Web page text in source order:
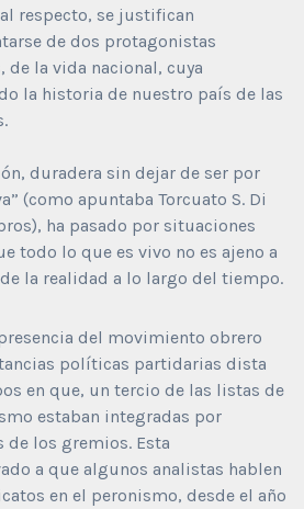
respecto, se justifican
de dos protagonistas
la vida nacional, cuya
la historia de nuestro país de las
duradera sin dejar de ser por
(como apuntaba Torcuato S. Di
ha pasado por situaciones
todo lo que es vivo no es ajeno a
la realidad a lo largo del tiempo.
del movimiento obrero
políticas partidarias dista
en que, un tercio de las listas de
estaban integradas por
los gremios. Esta
a que algunos analistas hablen
en el peronismo, desde el año